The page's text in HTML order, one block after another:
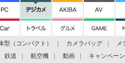
型（コンパクト） カメラバッグ メ
鉄道 航空機 動画 キャンペーン